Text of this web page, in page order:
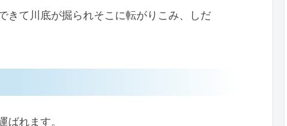
きて川底が掘られそこに転がりこみ、しだ
ばれます。